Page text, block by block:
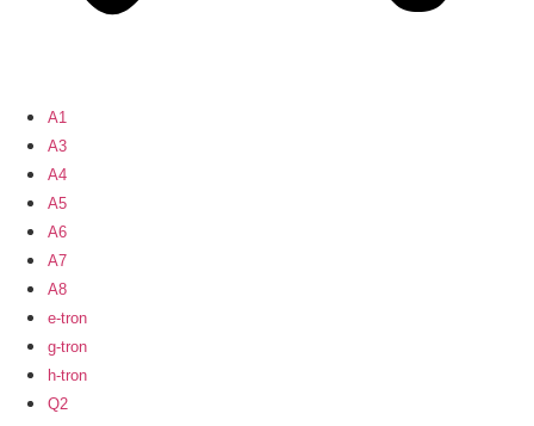
A1
A3
A4
A5
A6
A7
A8
e-tron
g-tron
h-tron
Q2